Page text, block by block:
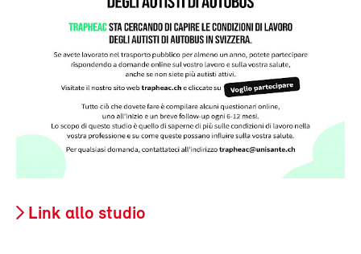
Link allo studio